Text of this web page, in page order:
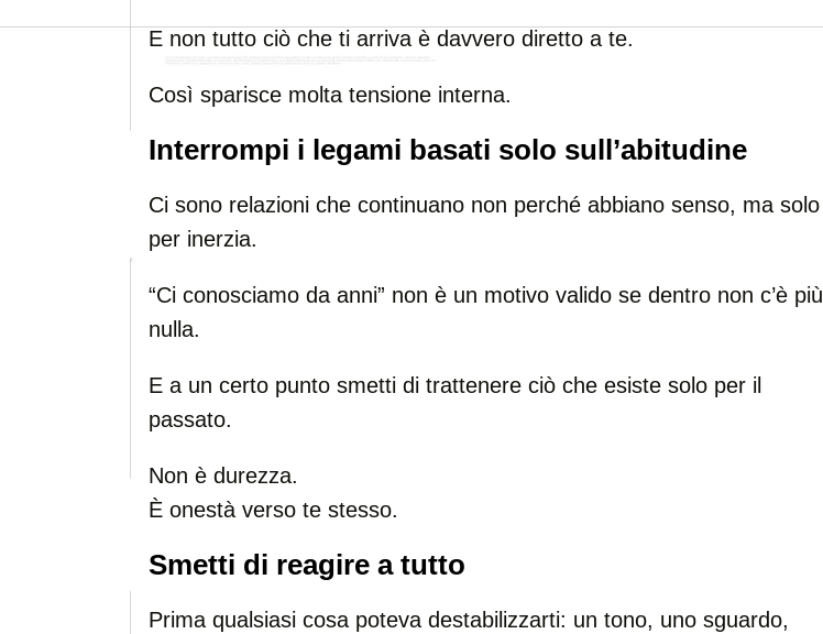
E non tutto ciò che ti arriva è davvero diretto a te.
Così sparisce molta tensione interna.
Interrompi i legami basati solo sull’abitudine
Ci sono relazioni che continuano non perché abbiano senso, ma solo
per inerzia.
“Ci conosciamo da anni” non è un motivo valido se dentro non c’è più
nulla.
E a un certo punto smetti di trattenere ciò che esiste solo per il
passato.
Non è durezza.
È onestà verso te stesso.
Smetti di reagire a tutto
Prima qualsiasi cosa poteva destabilizzarti: un tono, uno sguardo,